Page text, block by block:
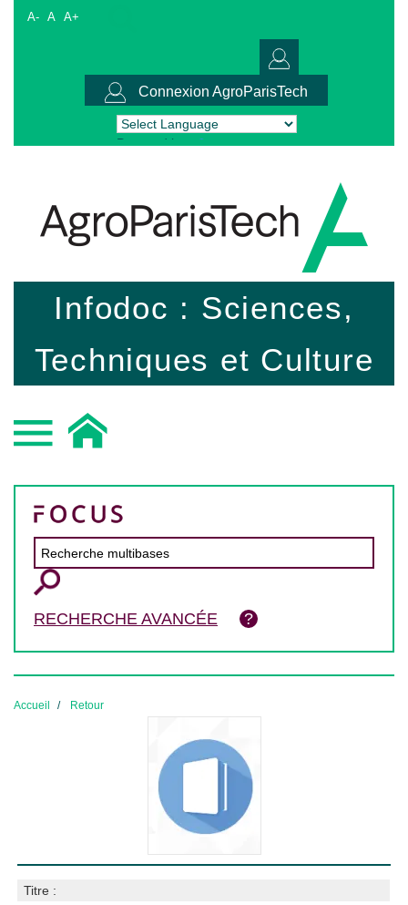
A- A A+
Connexion AgroParisTech
Powered by Translate
Infodoc : Sciences,
Techniques et Culture
RECHERCHE AVANCÉE
Accueil Retour
Titre :